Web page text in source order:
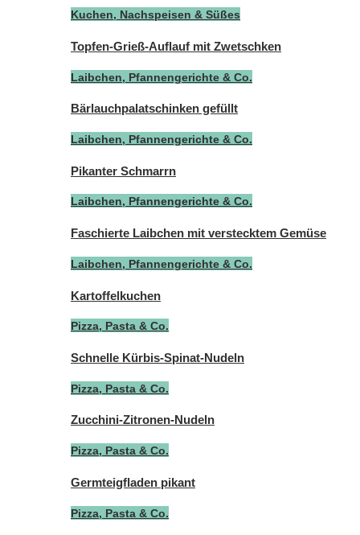
Kuchen, Nachspeisen & Süßes
Topfen-Grieß-Auflauf mit Zwetschken
Laibchen, Pfannengerichte & Co.
Bärlauchpalatschinken gefüllt
Laibchen, Pfannengerichte & Co.
Pikanter Schmarrn
Laibchen, Pfannengerichte & Co.
Faschierte Laibchen mit verstecktem Gemüse
Laibchen, Pfannengerichte & Co.
Kartoffelkuchen
Pizza, Pasta & Co.
Schnelle Kürbis-Spinat-Nudeln
Pizza, Pasta & Co.
Zucchini-Zitronen-Nudeln
Pizza, Pasta & Co.
Germteigfladen pikant
Pizza, Pasta & Co.